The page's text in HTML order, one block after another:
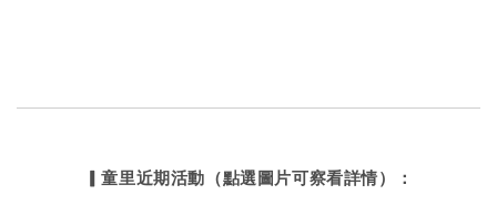
▎童里近期活動（點選圖片可察看詳情）：